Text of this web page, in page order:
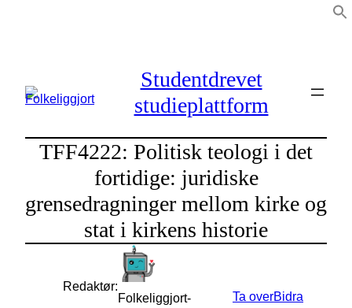
Studentdrevet
studieplattform
TFF4222: Politisk teologi i det
fortidige: juridiske
grensedragninger mellom kirke og
stat i kirkens historie
Redaktør:
Folkeliggjort-
Ta overBidra